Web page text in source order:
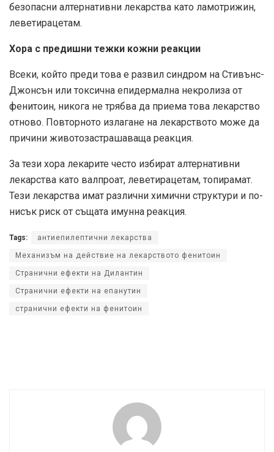
безопасни алтернативни лекарства като ламотрижин,
леветирацетам.
Хора с предишни тежки кожни реакции
Всеки, който преди това е развил синдром на Стивънс-
Джонсън или токсична епидермална некролиза от
фенитоин, никога не трябва да приема това лекарство
отново. Повторното излагане на лекарството може да
причини животозастрашаваща реакция.
За тези хора лекарите често избират алтернативни
лекарства като валпроат, леветирацетам, топирамат.
Тези лекарства имат различни химични структури и по-
нисък риск от същата имунна реакция.
Tags: антиепилептични лекарства
Механизъм на действие на лекарството фенитоин
Странични ефекти на Дилантин
Странични ефекти на епанутин
странични ефекти на фенитоин